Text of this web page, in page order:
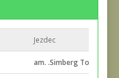
Jezdec
am. .Simberg Torbjörn